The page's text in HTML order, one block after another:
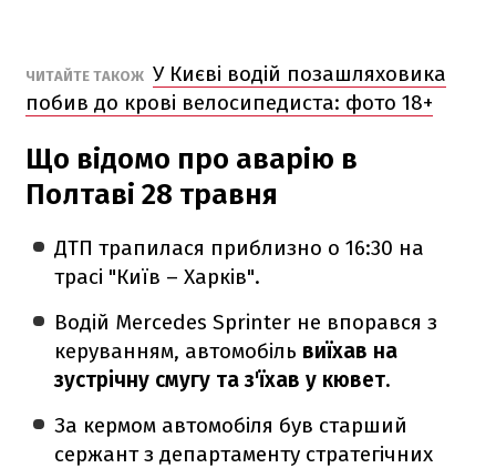
ЧИТАЙТЕ ТАКОЖ У Києві водій позашляховика
побив до крові велосипедиста: фото 18+
Що відомо про аварію в
Полтаві 28 травня
ДТП трапилася приблизно о 16:30 на
трасі "Київ – Харків".
Водій Mercedes Sprinter не впорався з
керуванням, автомобіль виїхав на
зустрічну смугу та з'їхав у кювет.
За кермом автомобіля був старший
сержант з департаменту стратегічних